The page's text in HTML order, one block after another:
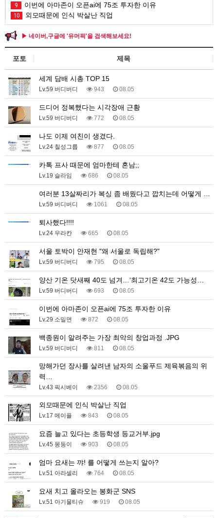
9 이번에 아마존이 오픈ai에 75조 투자한 이유
10 외모때문에 인식 박살난 직업
▶ 네이버,구글에 '유머픽'을 검색해보세요!
포토 제목
세계 담배 시총 TOP 15
Lv.59 버디버디 943 08.05
드디어 정복했다는 시각장애 근황
Lv.59 버디버디 772 08.05
나도 이제 여친이 생겼다.
Lv.24 칠성그룹 877 08.05
카톡 프사 때문에 엄마한테 혼남;;
Lv.19 슬라임 686 08.05
여러분 13살짜리가 복싱 좀 배웠다고 깝치는데 어떻게 …
Lv.59 버디버디 1061 08.05
퇴사했다!!!!
Lv.24 우라칸 665 08.05
서울 토박이 안재현 "왜 서울로 독립해?"
Lv.59 버디버디 795 08.05
양산 기온 닷새째 40도 넘겨…‘최고기온 42도 가능성…
Lv.59 버디버디 693 08.05
이번에 아마존이 오픈ai에 75조 투자한 이유
Lv.29 소밀면 872 08.05
백종원이 알려주는 가장 최악의 창업과정 .JPG
Lv.59 버디버디 811 08.05
망해가던 장사를 살려낸 남자의 소울푸드 제육볶음의 위
력…
Lv.43 픽시베이 2356 08.05
외모때문에 인식 박살난 직업
Lv.17 메이플 843 08.05
요즘 늘고 있다는 초등학생 등교거부.jpg
Lv.45 몽둥이 903 08.05
엄마 요새는 꺄! 를 어떻게 쓰는지 알아?
Lv.51 아라셀리 764 08.05
요새 치고 올라오는 봉화군 SNS
Lv.51 아기물티슈 919 08.05